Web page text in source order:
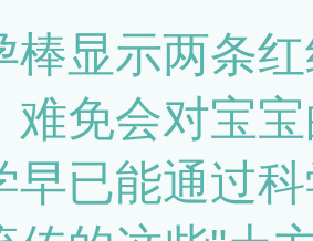
棒显示两条
难免会对宝
早已能通过